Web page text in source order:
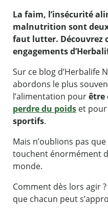
La faim, l’insécurité
malnutrition sont
faut lutter. Découvrez
engagements
Sur ce blog d’Herbalife
abordons le plus
l’alimentation pourêtre
perdre du poids et
sportifs.
Mais n’oublions pas
touchent énormément
monde.
Comment dès lors agir
que chacun peut